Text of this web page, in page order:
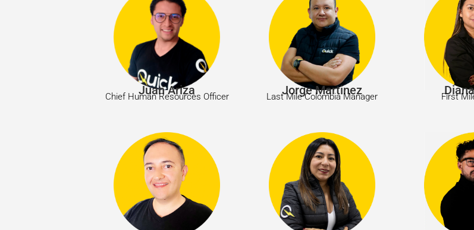
Juan Ariza
Chief Human Resources Officer Jorge Martinez
Last Mile Colombia Manager First